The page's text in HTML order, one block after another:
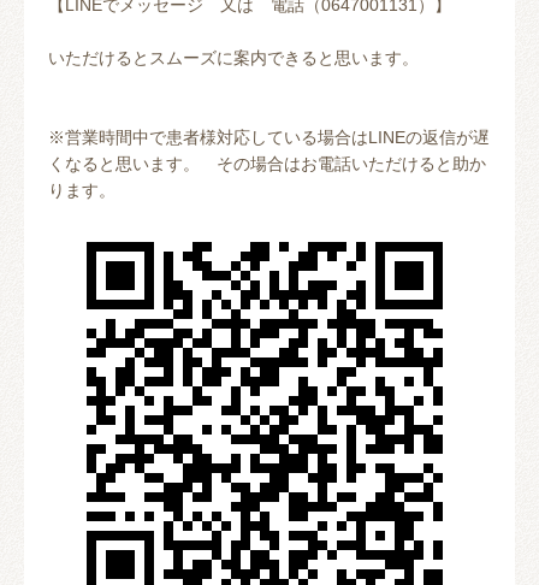
【LINEでメッセージ 又は 電話（0647001131）】
いただけるとスムーズに案内できると思います。
※営業時間中で患者様対応している場合はLINEの返信が遅
くなると思います。 その場合はお電話いただけると助か
ります。